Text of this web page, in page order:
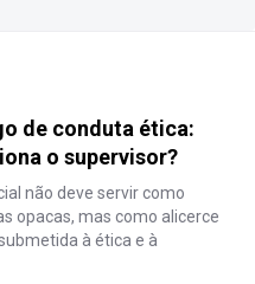
de conduta ética:
o supervisor?
não deve servir como
opacas, mas como alicerce
à ética e à